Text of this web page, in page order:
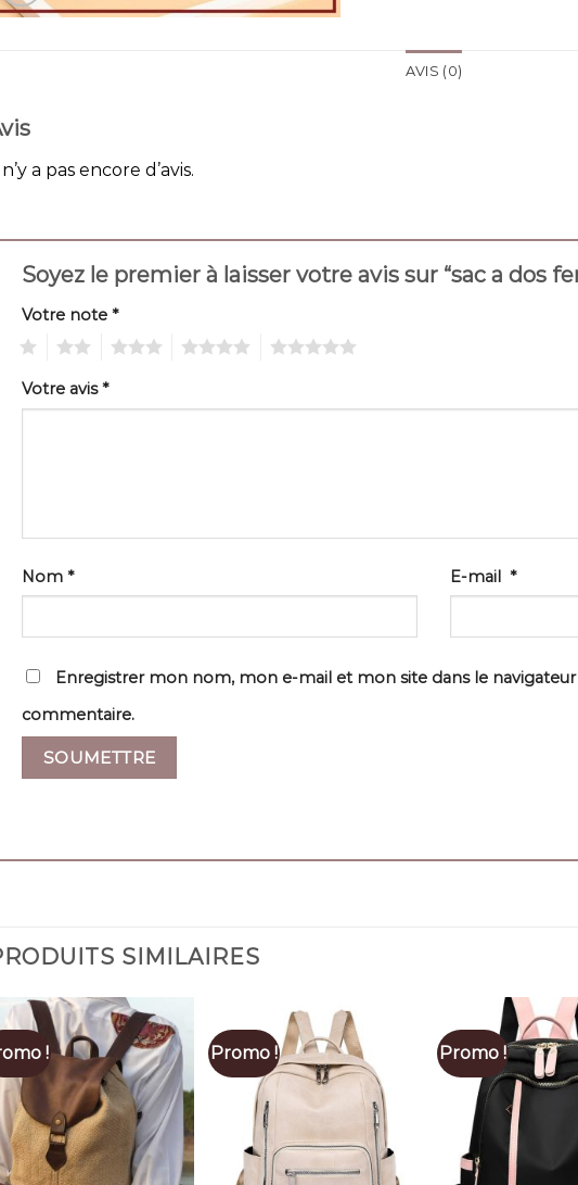
AVIS (0)
a pas encore d’avis.
Soyez le premier à laisser votre avis sur “sac a dos
Votre note *
Votre avis*
Nom * E-mail *
Enregistrer mon nom, mon e-mail et mon site dans le
commentaire.
SIMILAIRES
! Promo ! Promo !